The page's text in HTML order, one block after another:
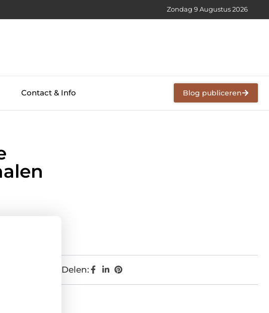
Zondag 9 Augustus 2026
Contact & Info Blog publiceren
Delen: